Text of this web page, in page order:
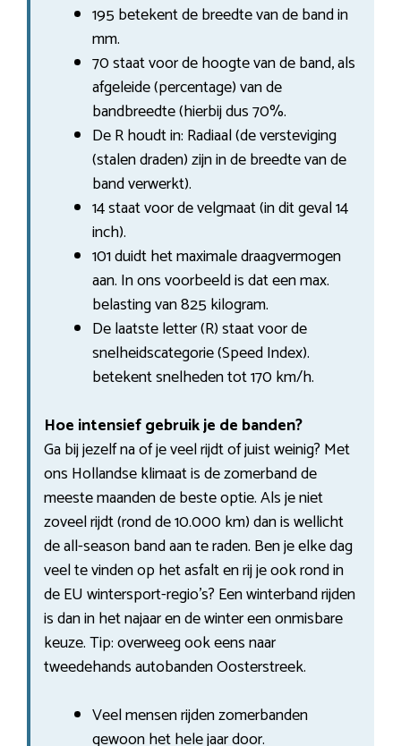
195 betekent de breedte van de band in
mm.
70 staat voor de hoogte van de band, als
afgeleide (percentage) van de
bandbreedte (hierbij dus 70%.
De R houdt in: Radiaal (de versteviging
(stalen draden) zijn in de breedte van de
band verwerkt).
14 staat voor de velgmaat (in dit geval 14
inch).
101 duidt het maximale draagvermogen
aan. In ons voorbeeld is dat een max.
belasting van 825 kilogram.
De laatste letter (R) staat voor de
snelheidscategorie (Speed Index).
betekent snelheden tot 170 km/h.
Hoe intensief gebruik je de banden?
Ga bij jezelf na of je veel rijdt of juist weinig? Met
ons Hollandse klimaat is de zomerband de
meeste maanden de beste optie. Als je niet
zoveel rijdt (rond de 10.000 km) dan is wellicht
de all-season band aan te raden. Ben je elke dag
veel te vinden op het asfalt en rij je ook rond in
de EU wintersport-regio’s? Een winterband rijden
is dan in het najaar en de winter een onmisbare
keuze. Tip: overweeg ook eens naar
tweedehands autobanden Oosterstreek.
Veel mensen rijden zomerbanden
gewoon het hele jaar door.